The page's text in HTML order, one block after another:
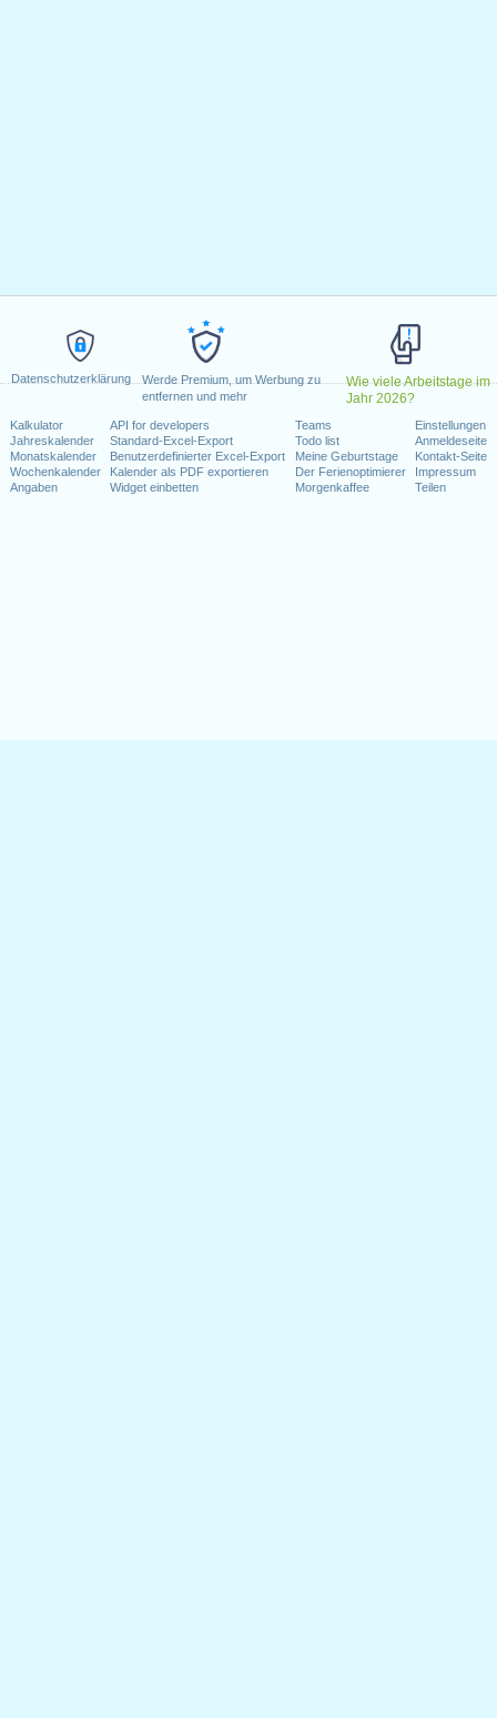
Datenschutzerklärung
Werde Premium, um Werbung zu
entfernen und mehr
Wie viele Arbeitstage im
Jahr 2026?
Kalkulator
Jahreskalender
Monatskalender
Wochenkalender
Angaben
API for developers
Standard-Excel-Export
Benutzerdefinierter Excel-Export
Kalender als PDF exportieren
Widget einbetten
Teams
Todo list
Meine Geburtstage
Der Ferienoptimierer
Morgenkaffee
Einstellungen
Anmeldeseite
Kontakt-Seite
Impressum
Teilen
2022
2022
27. Dezember 2022
fallen
2022
2022